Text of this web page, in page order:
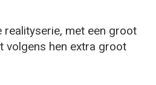
realityserie, met een groot
volgens hen extra groot